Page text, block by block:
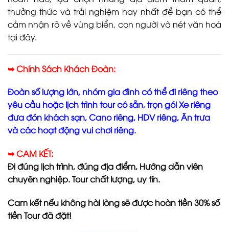
thưởng thức và trải nghiệm hay nhất để bạn có thể
cảm nhận rõ về vùng biển, con người và nét văn hoá
tại đây.
➥ Chính Sách Khách Đoàn:
Đoàn số lượng lớn, nhóm gia đình có thể đi riêng theo
yêu cầu hoặc lịch trình tour có sẵn, trọn gói Xe riêng
đưa đón khách sạn, Cano riêng, HDV riêng, Ăn trưa
và các hoạt động vui chơi riêng.
➥ CAM KẾT:
Đi đúng lịch trình, đúng địa điểm, Hướng dẫn viên
chuyên nghiệp. Tour chất lượng, uy tín.
Cam kết nếu không hài lòng sẽ được hoàn tiền 30% số
tiền Tour đã đặt!